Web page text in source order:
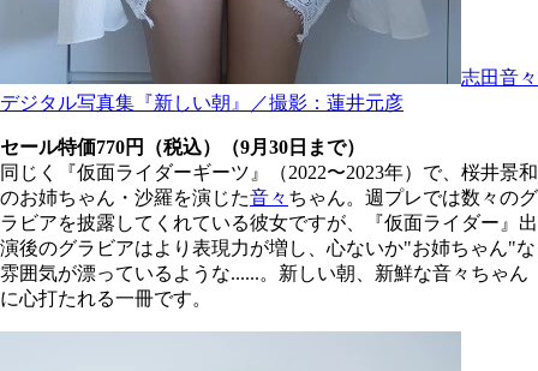
志田音々
デジタル写真集『新しい朝』／撮影：蓮井元彦
セール特価770円（税込）（9月30日まで）
同じく『仮面ライダーギーツ』（2022〜2023年）で、桜井景和
のお姉ちゃん・沙羅を演じた音々 ちゃん。週プレでは数々のグ
ラビアを披露してくれている彼女ですが、『仮面ライダー』出
演後のグラビアはより表現力が増し、心ないか"お姉ちゃん"な
雰囲気が漂っているような......。新しい朝、新鮮な音々ちゃん
に心打たれる一冊です。